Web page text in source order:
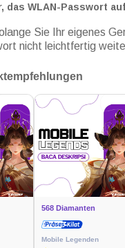
das WLAN-Passwort
Sie Ihr eigenes
nicht leichtfertig
568 Diamanten
Mobile Legenden